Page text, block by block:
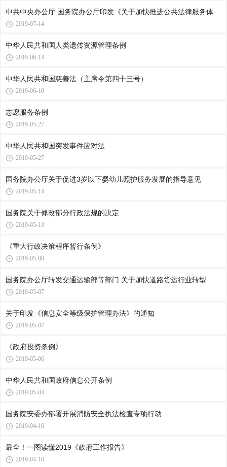
中共中央办公厅 国务院办公厅印发《关于加快推进公共法律服务体
2019-07-14
中华人民共和国人类遗传资源管理条例
2019-06-14
中华人民共和国慈善法（主席令第四十三号）
2019-06-10
志愿服务条例
2019-05-27
中华人民共和国突发事件应对法
2019-05-27
国务院办公厅关于促进3岁以下婴幼儿照护服务发展的指导意见
2019-05-14
国务院关于修改部分行政法规的决定
2019-05-13
《重大行政决策程序暂行条例》
2019-05-08
国务院办公厅转发交通运输部等部门 关于加快道路货运行业转型
2019-05-07
关于印发《信息安全等级保护管理办法》的通知
2019-05-07
《政府投资条例》
2019-05-06
中华人民共和国政府信息公开条例
2019-05-04
国务院安委办部署开展消防安全执法检查专项行动
2019-04-16
最全！一图读懂2019《政府工作报告》
2019-04-10